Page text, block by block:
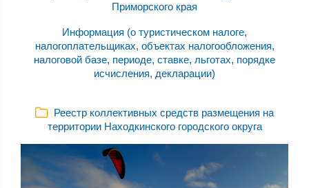
Приморского края
Информация (о туристическом налоге,
налогоплательщиках, объектах налогообложения,
налоговой базе, периоде, ставке, льготах, порядке
исчисления, декларации)
Реестр коллективных средств размещения на
территории Находкинского городского округа